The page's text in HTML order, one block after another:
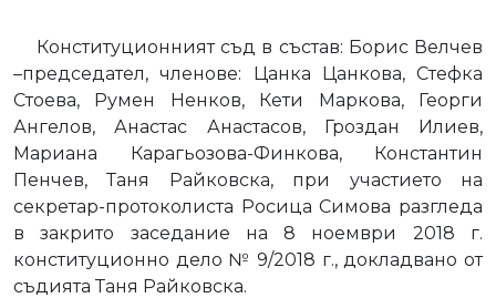
Конституционният съд в състав: Борис Велчев
–председател, членове: Цанка Цанкова, Стефка
Стоева, Румен Ненков, Кети Маркова, Георги
Ангелов, Анастас Анастасов, Гроздан Илиев,
Мариана Карагьозова-Финкова, Константин
Пенчев, Таня Райковска, при участието на
секретар-протоколиста Росица Симова разгледа
в закрито заседание на 8 ноември 2018 г.
конституционно дело № 9/2018 г., докладвано от
съдията Таня Райковска.